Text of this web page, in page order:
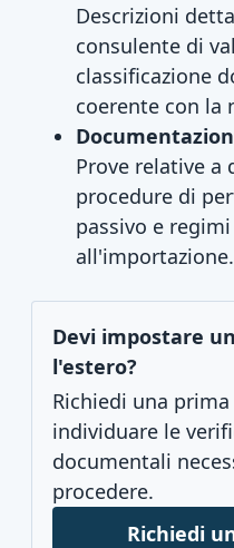
Descrizioni
consulente di
classificazione
coerente con la
Prove relative a
procedure di
passivo e
all'importazione.
Devi impostare
l'estero?
Richiedi una
individuare le
documentali
procedere.
Richiedi